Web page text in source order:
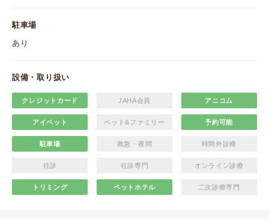
駐車場
あり
設備・取り扱い
クレジットカード JAHA会員 アニコム
アイペット ペット&ファミリー 予約可能
駐車場 救急・夜間 時間外診療
往診 往診専門 オンライン診療
トリミング ペットホテル 二次診療専門